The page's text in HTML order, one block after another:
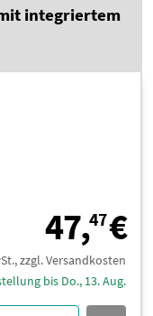
integriertem
47,47€
zzgl. Versandkosten
bis Do., 13. Aug.